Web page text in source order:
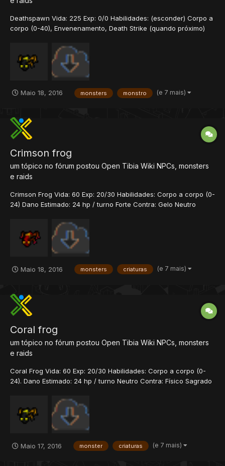
Deathspawn Vida: 225 Exp: 0/0 Habilidades: (esconder) Corpo a
corpo (0-40), Envenenamento, Death Strike (quando próximo)
Estimado: 1000+ hp / turno Imune Contra: Morte Terra Forte
Contra: Fogo Energia Gelo Neutro Contra: Físic...
Maio 18, 2016 monsters monstro (e 7 mais)
Crimson frog
um tópico no fórum postou Open Tibia Wiki NPCs, monsters
e raids
Crimson Frog Vida: 60 Exp: 20/30 Habilidades: Corpo a corpo (0-
24) Dano Estimado: 24 hp / turno Forte Contra: Gelo Neutro
História Os sapos aparecem em diferentes formas, cores e
tamanhos. O mais comum, é o...
Maio 18, 2016 monsters criaturas (e 7 mais)
Coral frog
um tópico no fórum postou Open Tibia Wiki NPCs, monsters
e raids
Coral Frog Vida: 60 Exp: 20/30 Habilidades: Corpo a corpo (0-
24). Dano Estimado: 24 hp / turno Neutro Contra: Físico Sagrado
aparecem em diferentes formas, cores e tamanhos. O mais
comum, é o verde, que pode ser en...
Maio 17, 2016 monster criaturas (e 7 mais)